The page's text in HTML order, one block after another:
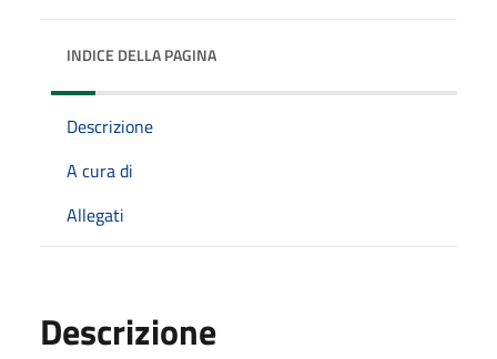
INDICE DELLA PAGINA
Descrizione
A cura di
Allegati
Descrizione